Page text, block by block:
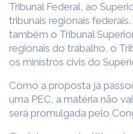
Tribunal Federal, ao
tribunais regionais
também o Tribunal
regionais do trabalho, o
os ministros civis do
Como a proposta já
uma PEC, a matéria não
será promulgada pelo